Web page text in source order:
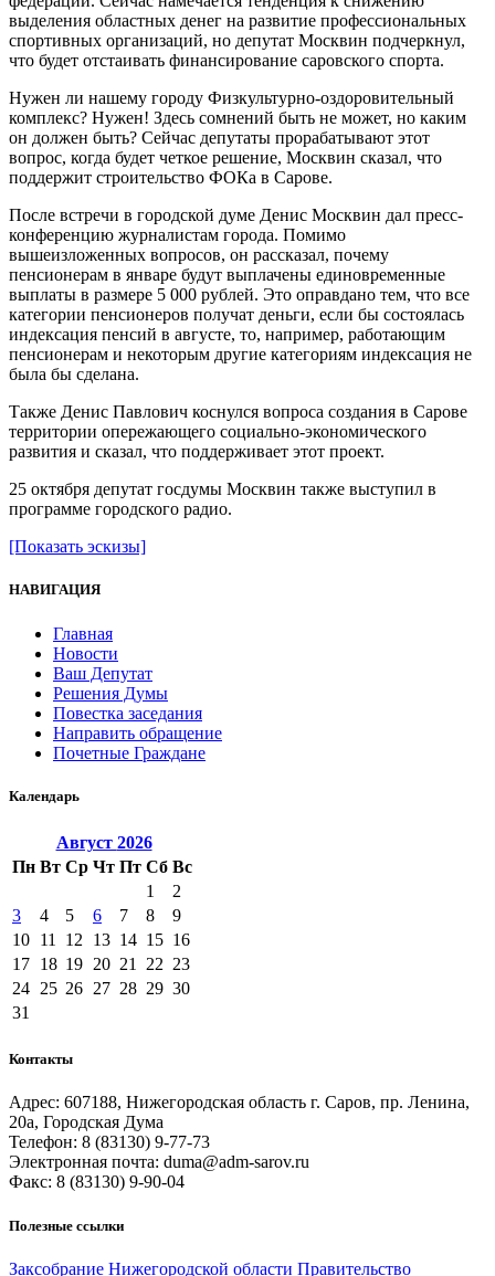
выделения областных денег на развитие профессиональных
спортивных организаций, но депутат Москвин подчеркнул,
что будет отстаивать финансирование саровского спорта.
Нужен ли нашему городу Физкультурно-оздоровительный
комплекс? Нужен! Здесь сомнений быть не может, но каким
он должен быть? Сейчас депутаты прорабатывают этот
вопрос, когда будет четкое решение, Москвин сказал, что
поддержит строительство ФОКа в Сарове.
После встречи в городской думе Денис Москвин дал пресс-
конференцию журналистам города. Помимо
вышеизложенных вопросов, он рассказал, почему
пенсионерам в январе будут выплачены единовременные
выплаты в размере 5 000 рублей. Это оправдано тем, что все
категории пенсионеров получат деньги, если бы состоялась
индексация пенсий в августе, то, например, работающим
пенсионерам и некоторым другие категориям индексация не
была бы сделана.
Также Денис Павлович коснулся вопроса создания в Сарове
территории опережающего социально-экономического
развития и сказал, что поддерживает этот проект.
25 октября депутат госдумы Москвин также выступил в
программе городского радио.
[Показать эскизы]
НАВИГАЦИЯ
Главная
Новости
Ваш Депутат
Решения Думы
Повестка заседания
Направить обращение
Почетные Граждане
Календарь
Август 2026
Пн Вт Ср Чт Пт Сб Вс
1
2
3
4 5 6 7 8
9
10 11 12 13 14 15 16
17 18 19 20 21 22 23
24 25 26 27 28 29 30
31
Контакты
Адрес: 607188, Нижегородская область г. Саров, пр. Ленина,
20а, Городская Дума
Телефон: 8 (83130) 9-77-73
Электронная почта: duma@adm-sarov.ru
Факс: 8 (83130) 9-90-04
Полезные ссылки
Закcобрание Нижегородской области Правительство